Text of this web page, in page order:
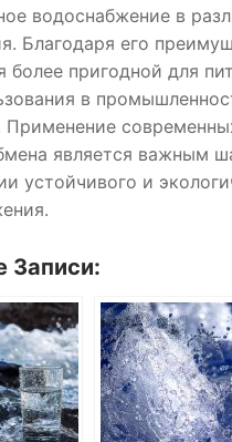
водоснабжение в
Благодаря его
более пригодной для
в
Применение
является важным
устойчивого и
Записи: